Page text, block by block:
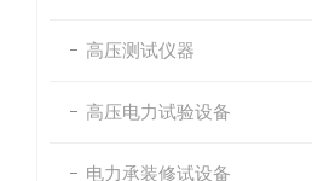
高压测试仪器
高压电力试验设备
电力承装修试设备